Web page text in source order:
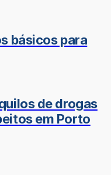
básicos para
de drogas
em Porto